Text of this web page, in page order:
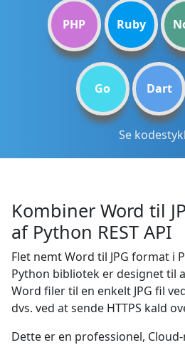
PHP Ruby
Go Dart
Se
Kombiner Word til
af Python REST API
Flet nemt Word til JPG format i
Python bibliotek er designet til
Word filer til en enkelt JPG fil
dvs. ved at sende HTTPS kald
Dette er en professionel, Cloud-